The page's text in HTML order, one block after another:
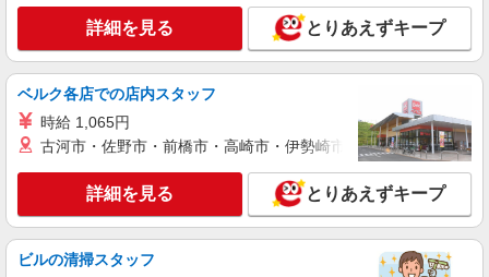
株式会社テクノ・サービス/お仕事No/0916477
基板の検査、組立業務
時給1150円 月収例：193、000円（月収例21日
実働）（残業・休日出勤手当て等が含まれていま
す） 交通費全額支給
長野県佐久市 ＊車・バイク通勤OK
詳細を見る
目視検査・寸法測定
詳細を見る とりあえずキープ
ベルク各店での店内スタッフ
時給 1,065円
古河市・佐野市・前橋市・高崎市・伊勢崎市・太田市・館林市
詳細を見る とりあえずキープ
ビルの清掃スタッフ